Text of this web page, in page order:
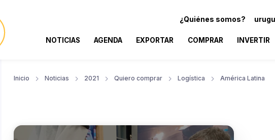
¿Quiénes somos?
NOTICIAS AGENDA EXPORTAR COMPRAR INVERTIR
Inicio Noticias 2021 Quiero comprar Logística América Latina